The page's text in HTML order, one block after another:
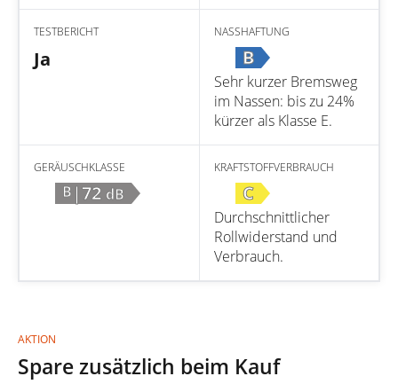
TESTBERICHT
Ja
NASSHAFTUNG
B
Sehr kurzer Bremsweg
im Nassen: bis zu 24%
kürzer als Klasse E.
GERÄUSCHKLASSE
B |72 dB
KRAFTSTOFFVERBRAUCH
C
Durchschnittlicher
Rollwiderstand und
Verbrauch.
AKTION
Spare zusätzlich beim Kauf